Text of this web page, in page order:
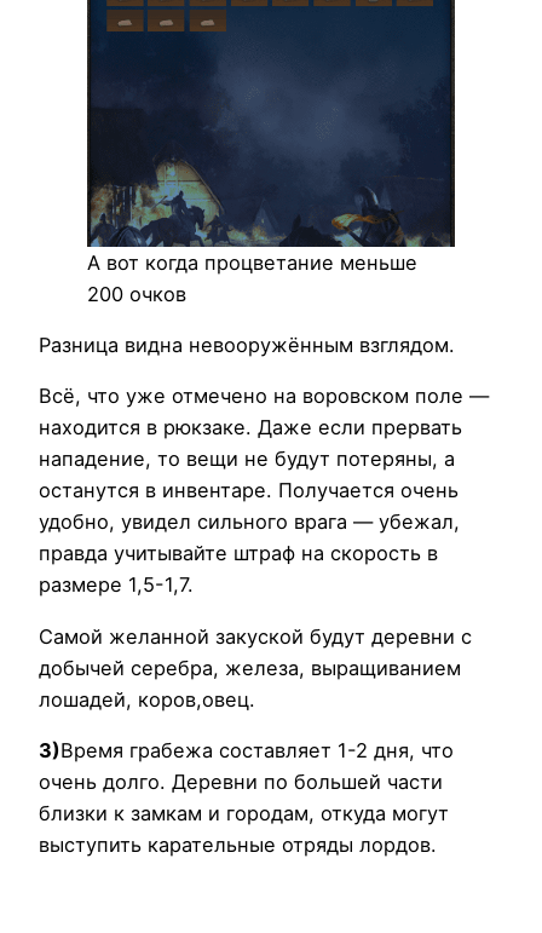
А вот когда процветание меньше
200 очков
Разница видна невооружённым взглядом.
Всё, что уже отмечено на воровском поле —
находится в рюкзаке. Даже если прервать
нападение, то вещи не будут потеряны, а
останутся в инвентаре. Получается очень
удобно, увидел сильного врага — убежал,
правда учитывайте штраф на скорость в
размере 1,5-1,7.
Самой желанной закуской будут деревни с
добычей серебра, железа, выращиванием
лошадей, коров,овец.
3)Время грабежа составляет 1-2 дня, что
очень долго. Деревни по большей части
близки к замкам и городам, откуда могут
выступить карательные отряды лордов.